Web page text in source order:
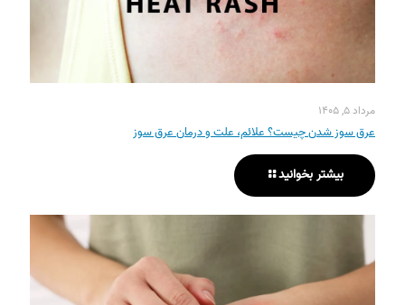
مرداد ۵, ۱۴۰۵
عرق سوز شدن چیست؟ علائم، علت و درمان عرق سوز
بیشتر بخوانید